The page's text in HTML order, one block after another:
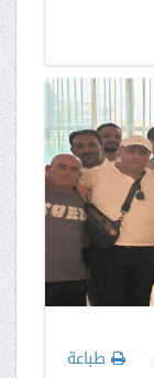
طباعة